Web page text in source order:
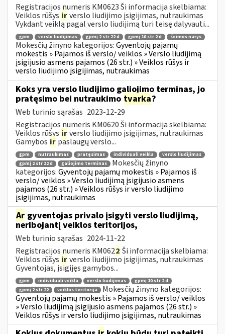
Registracijos numeris KM0623 Ši informacija skelbiama:
Veiklos rūšys irverslo liudijimo įsigijimas, nutraukimas
Vykdant veiklą pagal verslo liudijimą turi teisę dalyvauti...
gpm verslo liudijimas gpmį 2 str 22 d gpmį 10 str 2 d šeimos narys
Mokesčių žinyno kategorijos:Gyventojų pajamų
mokestis » Pajamos iš verslo/ veiklos » Verslo liudijimą
įsigijusio asmens pajamos (26 str.) » Veiklos rūšys ir
verslo liudijimo įsigijimas, nutraukimas
Koks yra verslo liudijimo galiojimo terminas, jo
pratęsimo bei nutraukimo tvarka?
Web turinio sąrašas 2023-12-29
Registracijos numeris KM0620 Ši informacija skelbiama:
Veiklos rūšys irverslo liudijimo įsigijimas, nutraukimas
Gamybos ir paslaugų verslo...
gpm nutraukimas pratęsimas individuali veikla
verslo liudijimas
gpmį 2 str 22 d
galiojimo terminas
Mokesčių žinyno
kategorijos:Gyventojų pajamų mokestis » Pajamos iš
verslo/ veiklos » Verslo liudijimą įsigijusio asmens
pajamos (26 str.) » Veiklos rūšys ir verslo liudijimo
įsigijimas, nutraukimas
Ar gyventojas privalo įsigyti verslo liudijimą,
neribojantį veiklos teritorijos,
Web turinio sąrašas 2024-11-22
Registracijos numeris KM0622 Ši informacija skelbiama:
Veiklos rūšys irverslo liudijimo įsigijimas, nutraukimas
Gyventojas, įsigijęs gamybos...
gpm individuali veikla verslo liudijimas
gpmį 10 str 2 d
gpmį 2 str 22
veiklos teritorija
Mokesčių žinyno kategorijos:
Gyventojų pajamų mokestis » Pajamos iš verslo/ veiklos
» Verslo liudijimą įsigijusio asmens pajamos (26 str.) »
Veiklos rūšys ir verslo liudijimo įsigijimas, nutraukimas